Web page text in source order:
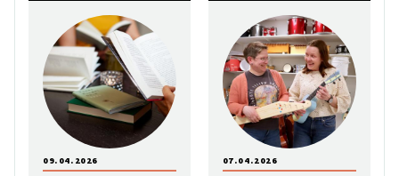
09.04.2026 07.04.2026